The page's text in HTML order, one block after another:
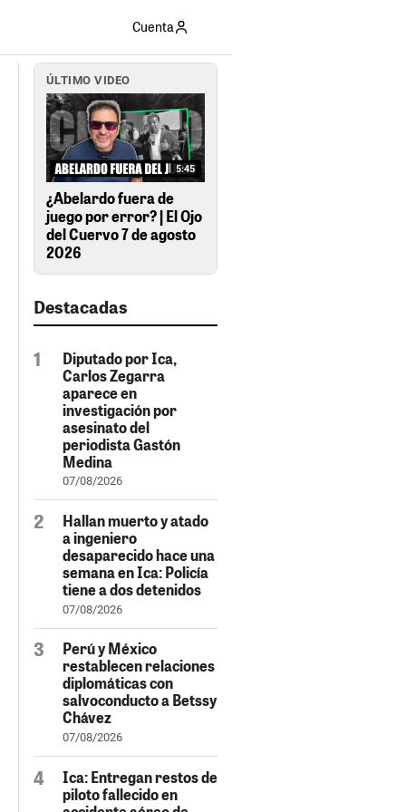
Cuenta
ÚLTIMO VIDEO
5:45
¿Abelardo fuera de
juego por error? | El Ojo
del Cuervo 7 de agosto
2026
Destacadas
Diputado por Ica,
Carlos Zegarra
aparece en
investigación por
asesinato del
periodista Gastón
Medina
07/08/2026
Hallan muerto y atado
a ingeniero
desaparecido hace una
semana en Ica: Policía
tiene a dos detenidos
07/08/2026
Perú y México
restablecen relaciones
diplomáticas con
salvoconducto a Betssy
Chávez
07/08/2026
Ica: Entregan restos de
piloto fallecido en